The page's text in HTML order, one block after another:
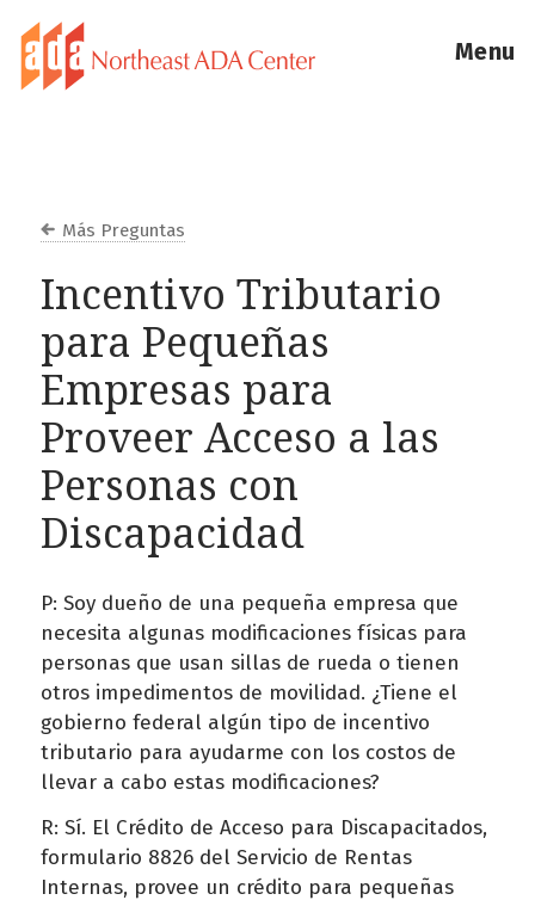
Menu
Más Preguntas
Incentivo Tributario
para Pequeñas
Empresas para
Proveer Acceso a las
Personas con
Discapacidad
P: Soy dueño de una pequeña empresa que
necesita algunas modificaciones físicas para
personas que usan sillas de rueda o tienen
otros impedimentos de movilidad. ¿Tiene el
gobierno federal algún tipo de incentivo
tributario para ayudarme con los costos de
llevar a cabo estas modificaciones?
R: Sí. El Crédito de Acceso para Discapacitados,
formulario 8826 del Servicio de Rentas
Internas, provee un crédito para pequeñas